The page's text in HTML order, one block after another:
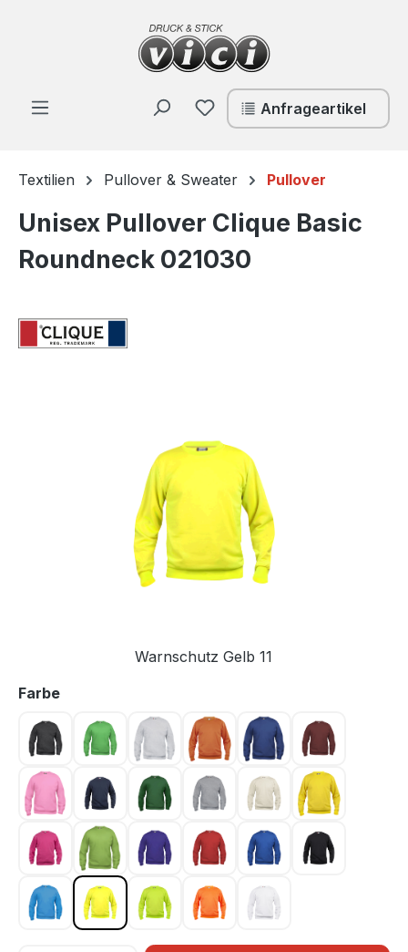
Zum Hauptinhalt springen
Du hast 0 Produkte auf
Anfrageartikel
Textilien Pullover & Sweater Pullover
Unisex Pullover Clique Basic
Roundneck 021030
Warnschutz Gelb 11
Farbeauswählen
Anthrazit meliert 955
Apfelgrün 605
Ash 92 Blood orange 18
Blue 56 Bordeaux 38
Bright Pink 250
Dunkel Marine 580
Flaschengrün 68
Graumeliert 95
Hellkhaki 815Jaune 10
Kirsche 300Light green 67
Lila 44 Rot 35 Royal Blau 55Schwarz 99
Türkis 54Warnschutz Gelb 11
Warnschutz Grün 600
Warnschutz Orange 170
Weiss 00